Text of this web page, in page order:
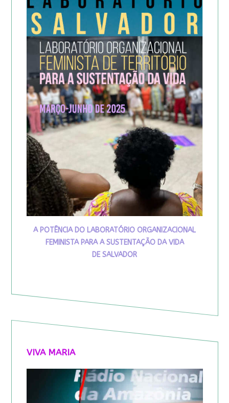
A POTÊNCIA DO LABORATÓRIO ORGANIZACIONAL
FEMINISTA PARA A SUSTENTAÇÃO DA VIDA
DE SALVADOR
VIVA MARIA